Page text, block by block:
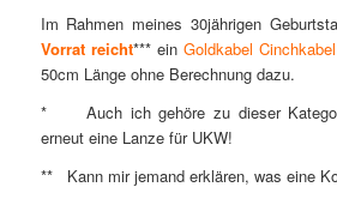
Im Rahmen meines 30jährigen
Vorrat reicht*** einGoldkabel
50cm Länge ohne Berechnung dazu.
* Auch ich gehöre zu dieser
erneut eine Lanze für UKW!
** Kann mir jemand erklären, was eine